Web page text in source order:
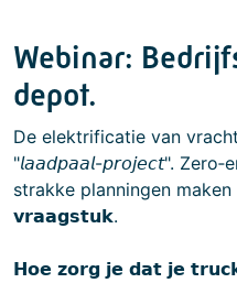
Webinar:
depot.
De elektrificatie van
"𝘭𝘢𝘢𝘥𝘱𝘢𝘢𝘭-𝘱𝘳𝘰𝘫𝘦𝘤𝘵".
strakke planningen
𝘃𝗿𝗮𝗮𝗴𝘀𝘁𝘂𝗸.
𝗛𝗼𝗲 𝘇𝗼𝗿𝗴 𝗷𝗲 𝗱𝗮𝘁 𝗷𝗲